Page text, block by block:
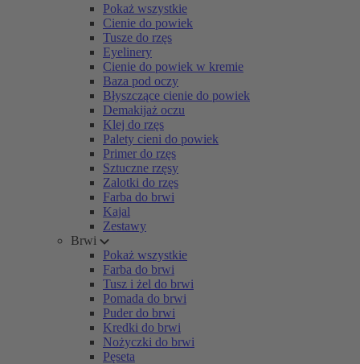
Pokaż wszystkie
Cienie do powiek
Tusze do rzęs
Eyelinery
Cienie do powiek w kremie
Baza pod oczy
Błyszczące cienie do powiek
Demakijaż oczu
Klej do rzęs
Palety cieni do powiek
Primer do rzęs
Sztuczne rzęsy
Zalotki do rzęs
Farba do brwi
Kajal
Zestawy
Brwi
Pokaż wszystkie
Farba do brwi
Tusz i żel do brwi
Pomada do brwi
Puder do brwi
Kredki do brwi
Nożyczki do brwi
Pęseta